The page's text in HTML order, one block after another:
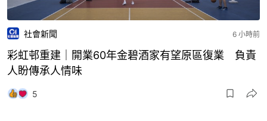
社會新聞 6 小時前
彩虹邨重建｜開業60年金碧酒家有望原區復業 負責
人盼傳承人情味
5